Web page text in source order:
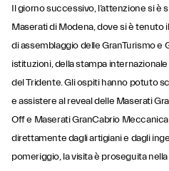
Il giorno successivo, l’attenzione si è
Maserati di Modena, dove si è tenuto
di assemblaggio delle GranTurismo e
istituzioni, della stampa
del Tridente. Gli ospiti hanno potuto
e assistere al reveal delle Maserati
Off e Maserati GranCabrio
direttamente dagli artigiani e dagli
pomeriggio, la visita è proseguita